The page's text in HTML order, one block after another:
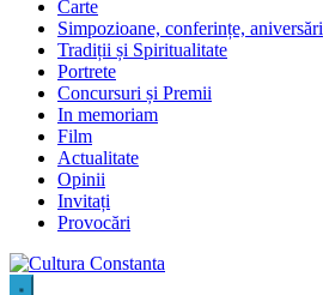
Carte
Simpozioane, conferințe, aniversări
Tradiții și Spiritualitate
Portrete
Concursuri și Premii
In memoriam
Film
Actualitate
Opinii
Invitați
Provocări